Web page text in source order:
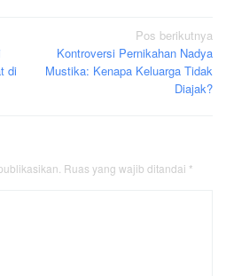
di
Pos berikutnya
Kontroversi Pernikahan Nadya
Mustika: Kenapa Keluarga Tidak
Diajak?
Ruas yang wajib ditandai *